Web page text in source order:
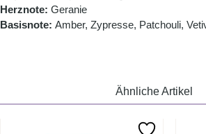
Herznote: Geranie
Basisnote: Amber, Zypresse, Patchouli,
Ähnliche Artikel